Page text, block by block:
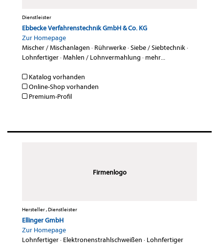
Dienstleister
Ebbecke Verfahrenstechnik GmbH & Co. KG
Zur Homepage
Mischer / Mischanlagen · Rührwerke·Siebe / Siebtechnik·
Lohnfertiger·Mahlen / Lohnvermahlung · mehr...
Katalog vorhanden
Online-Shop vorhanden
Premium-Profil
Firmenlogo
Hersteller , Dienstleister
Ellinger GmbH
Zur Homepage
Lohnfertiger· Elektronenstrahlschweißen · Lohnfertiger